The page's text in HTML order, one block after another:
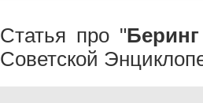
Статья про "
Советской